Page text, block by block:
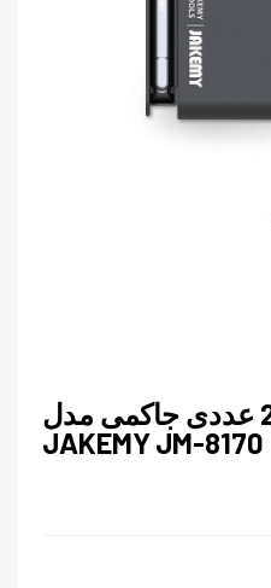
ست پیچ گوشتی 21 عددی جاکمی مدل
JAKEMY JM-8170